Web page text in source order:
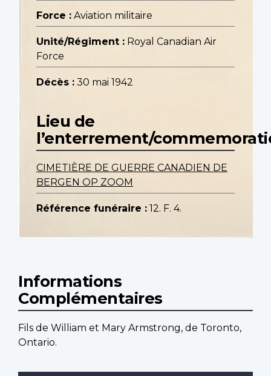
Force : Aviation militaire
Unité/Régiment : Royal Canadian Air
Force
Décès : 30 mai 1942
Lieu de
l’enterrement/
CIMETIÈRE DE GUERRE CANADIEN DE
BERGEN OP ZOOM
Référence funéraire : 12. F. 4.
Informations
Complémentaires
Fils de William et Mary Armstrong, de Toronto,
Ontario.